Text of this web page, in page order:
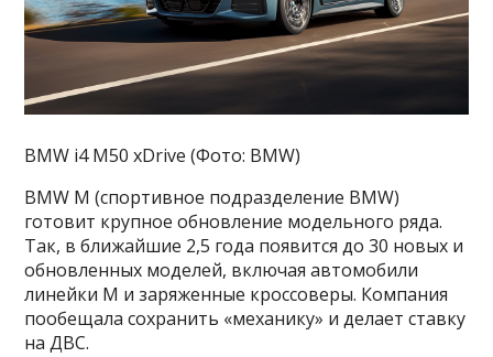
BMW i4 M50 xDrive (Фото: BMW)
BMW M (спортивное подразделение BMW)
готовит крупное обновление модельного ряда.
Так, в ближайшие 2,5 года появится до 30 новых и
обновленных моделей, включая автомобили
линейки M и заряженные кроссоверы. Компания
пообещала сохранить «механику» и делает ставку
на ДВС.